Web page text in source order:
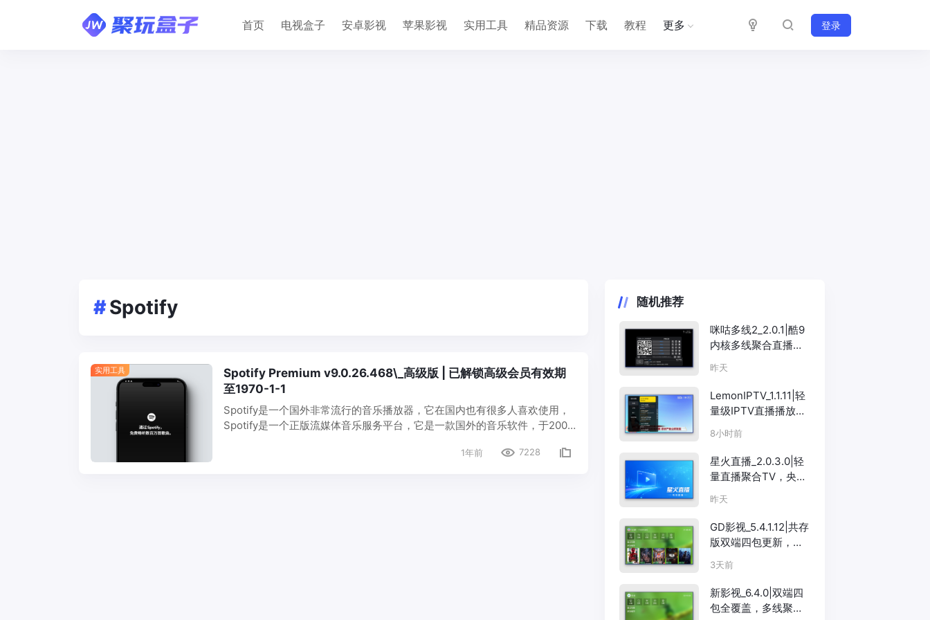
首页 电视盒子 安卓影视 苹果影视 实用工具 精品资源 下载 教程 更多 登录
#Spotify
实用工具
Spotify Premium v9.0.26.468\_高级版 | 已解锁高级会员有效期
至1970-1-1
Spotify是一个国外非常流行的音乐播放器，它在国内也有很多人喜欢使用，
Spotify是一个正版流媒体音乐服务平台，它是一款国外的音乐软件，于2008
1年前 7228
随机推荐
咪咕多线2_2.0.1|酷9
内核多线聚合直播
TV，央视卫视一搜即
看
昨天
LemonIPTV_1.1.11|轻
量级IPTV直播播放
器，支持M3U/EPG
8小时前
星火直播_2.0.3.0|轻
量直播聚合TV，央视
卫视全覆盖
昨天
GD影视_5.4.1.12|共存
版双端四包更新，
TV+手机互不干扰
3天前
新影视_6.4.0|双端四
包全覆盖，多线聚合